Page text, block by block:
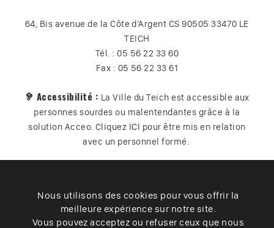
64, Bis avenue de la Côte d’Argent CS 90505 33470 LE
TEICH
Tél. : 05 56 22 33 60
Fax : 05 56 22 33 61
🦻 Accessibilité : La Ville du Teich est accessible aux
personnes sourdes ou malentendantes grâce à la
solution Acceo. Cliquez ICI pour être mis en relation
avec un personnel formé.
Plan du site Contact Vos données
Cookies
Accessibilité
Nous utilisons des cookies pour vous offrir la
meilleure expérience sur notre site.
Vous pouvez acceptez ou refuser ceux que nous